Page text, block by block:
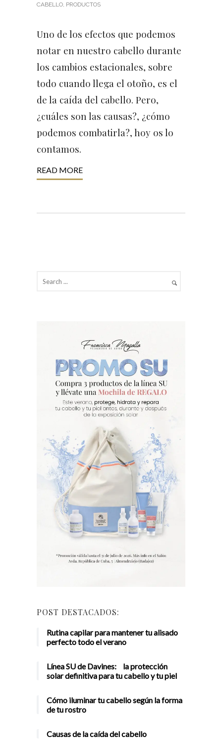
CABELLO, PRODUCTOS
Uno de los efectos que podemos
notar en nuestro cabello durante
los cambios estacionales, sobre
todo cuando llega el otoño, es el
de la caída del cabello. Pero,
¿cuáles son las causas?, ¿cómo
podemos combatirla?, hoy os lo
contamos.
READ MORE
POST DESTACADOS:
Rutina capilar para mantener tu alisado
perfecto todo el verano
Línea SU de Davines: la protección
solar definitiva para tu cabello y tu piel
Cómo iluminar tu cabello según la forma
de tu rostro
Causas de la caída del cabello